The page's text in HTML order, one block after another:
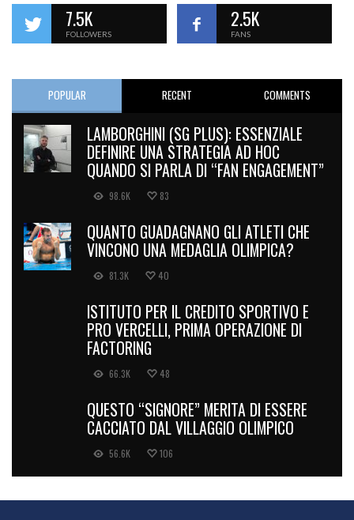
7.5K
FOLLOWERS
2.5K
FANS
POPULAR RECENT COMMENTS
LAMBORGHINI (SG PLUS): ESSENZIALE
DEFINIRE UNA STRATEGIA AD HOC
QUANDO SI PARLA DI “FAN ENGAGEMENT”
98.6K 83
QUANTO GUADAGNANO GLI ATLETI CHE
VINCONO UNA MEDAGLIA OLIMPICA?
81.3K 40
ISTITUTO PER IL CREDITO SPORTIVO E
PRO VERCELLI, PRIMA OPERAZIONE DI
FACTORING
66.3K 48
QUESTO “SIGNORE” MERITA DI ESSERE
CACCIATO DAL VILLAGGIO OLIMPICO
56.6K 106